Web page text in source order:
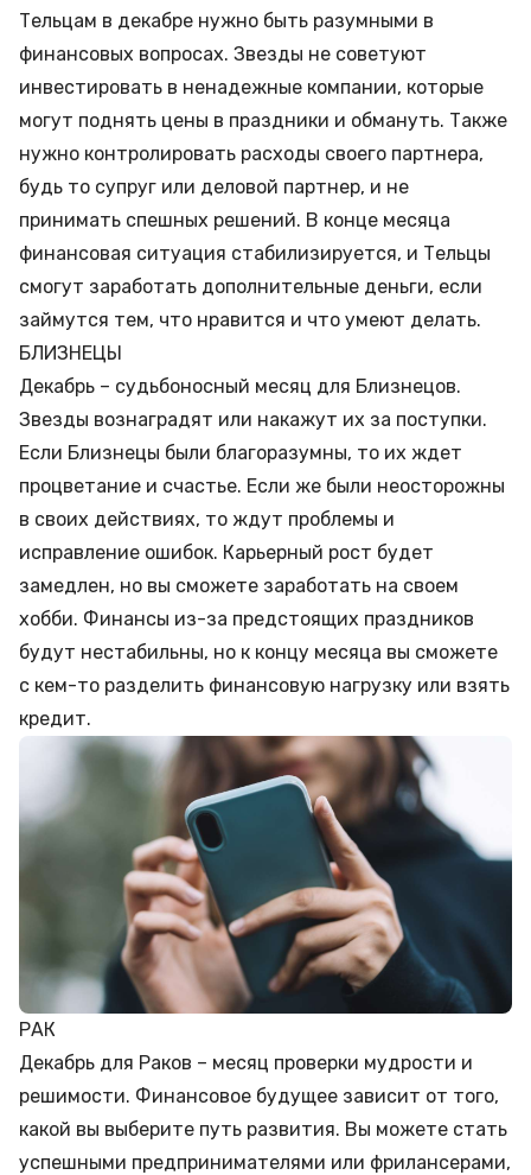
Тельцам в декабре нужно быть разумными в
финансовых вопросах. Звезды не советуют
инвестировать в ненадежные компании, которые
могут поднять цены в праздники и обмануть. Также
нужно контролировать расходы своего партнера,
будь то супруг или деловой партнер, и не
принимать спешных решений. В конце месяца
финансовая ситуация стабилизируется, и Тельцы
смогут заработать дополнительные деньги, если
займутся тем, что нравится и что умеют делать.
БЛИЗНЕЦЫ
Декабрь – судьбоносный месяц для Близнецов.
Звезды вознаградят или накажут их за поступки.
Если Близнецы были благоразумны, то их ждет
процветание и счастье. Если же были неосторожны
в своих действиях, то ждут проблемы и
исправление ошибок. Карьерный рост будет
замедлен, но вы сможете заработать на своем
хобби. Финансы из-за предстоящих праздников
будут нестабильны, но к концу месяца вы сможете
с кем-то разделить финансовую нагрузку или взять
кредит.
РАК
Декабрь для Раков – месяц проверки мудрости и
решимости. Финансовое будущее зависит от того,
какой вы выберите путь развития. Вы можете стать
успешными предпринимателями или фрилансерами,